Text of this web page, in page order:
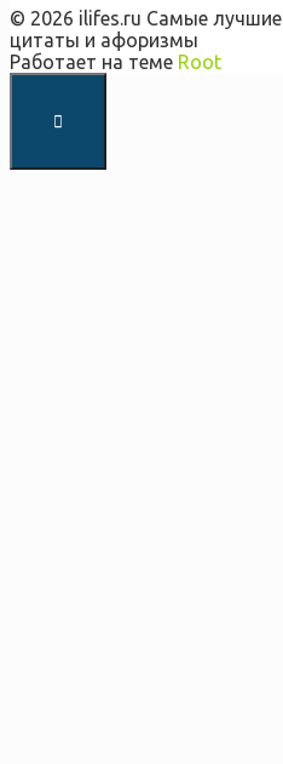
© 2026 ilifes.ru Самые лучшие
цитаты и афоризмы
Работает на теме Root